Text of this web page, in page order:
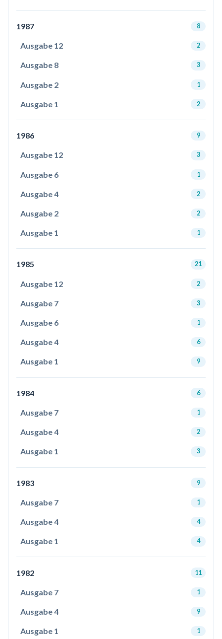
1987 8
Ausgabe 12 2
Ausgabe 8 3
Ausgabe 2 1
Ausgabe 1 2
1986 9
Ausgabe 12 3
Ausgabe 6 1
Ausgabe 4 2
Ausgabe 2 2
Ausgabe 1 1
1985 21
Ausgabe 12 2
Ausgabe 7 3
Ausgabe 6 1
Ausgabe 4 6
Ausgabe 1 9
1984 6
Ausgabe 7 1
Ausgabe 4 2
Ausgabe 1 3
1983 9
Ausgabe 7 1
Ausgabe 4 4
Ausgabe 1 4
1982 11
Ausgabe 7 1
Ausgabe 4 9
Ausgabe 1 1